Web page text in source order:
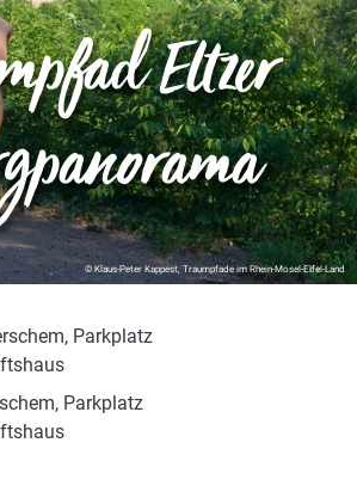
© Klaus-Peter Kappest, Traumpfade im Rhein-Mosel-Eifel-Land
Eltzer
Parkplatz
Parkplatz